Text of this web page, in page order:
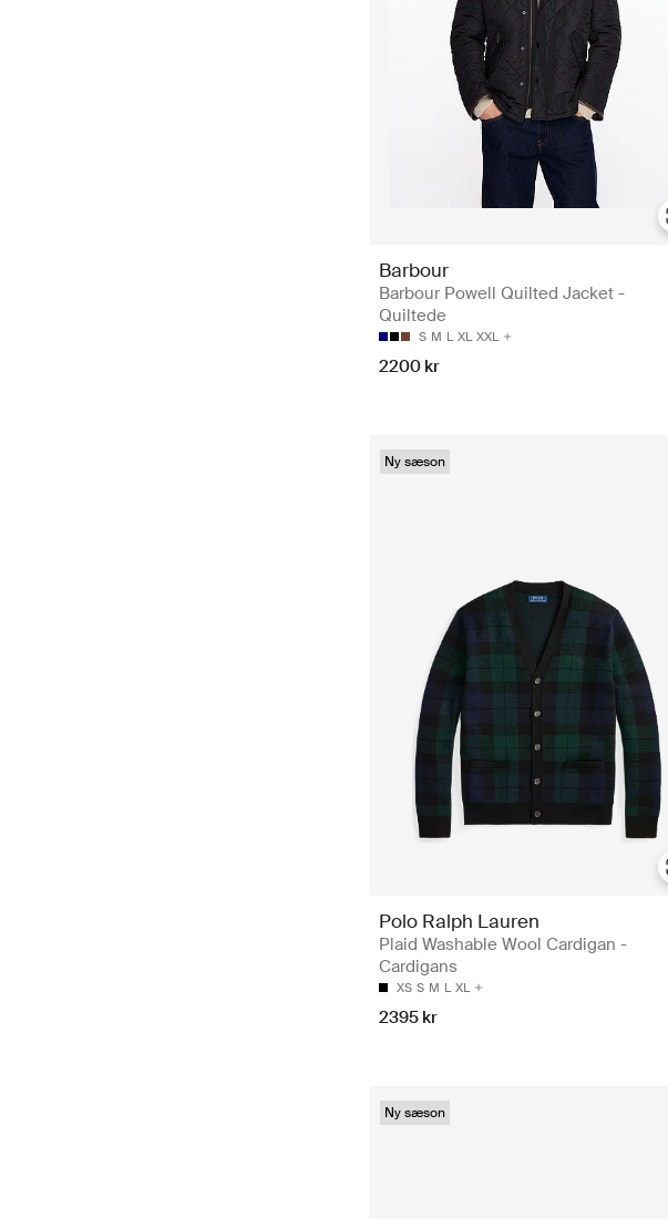
Barbour
Barbour Powell Quilted Jacket -
Quiltede
S M L XL XXL
2200 kr
Ny sæson
Polo Ralph Lauren
Plaid Washable Wool Cardigan -
Cardigans
XS S M L XL
2395 kr
Ny sæson